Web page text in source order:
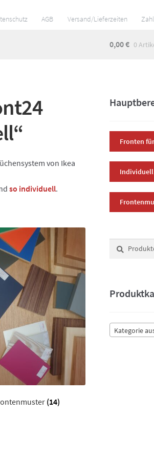
AGB Versand/Lieferzeiten
0,00€ 0
von Ikea
so individuell.
(14)
Fronten
Suchen
nach:
Suchen
Kategorie